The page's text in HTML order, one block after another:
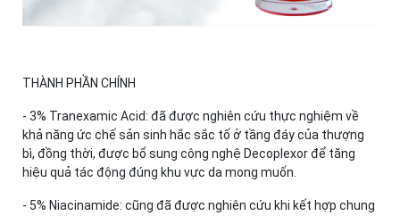
THÀNH PHẦN CHÍNH
- 3% Tranexamic Acid: đã được nghiên cứu thực nghiệm về
khả năng ức chế sản sinh hắc sắc tố ở tầng đáy của thượng
bì, đồng thời, được bổ sung công nghệ Decoplexor để tăng
hiệu quả tác động đúng khu vực da mong muốn.
- 5% Niacinamide: cũng đã được nghiên cứu khi kết hợp chung